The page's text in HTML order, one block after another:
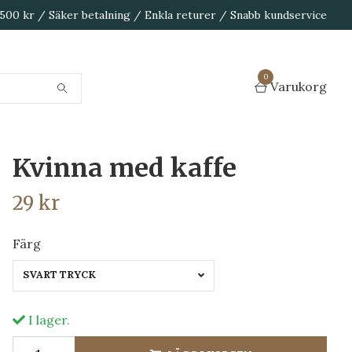
kr / Säker betalning / Enkla returer / Snabb kundservice
0
Varukorg
Kvinna med kaffe
29 kr
Färg
SVART TRYCK
I lager.